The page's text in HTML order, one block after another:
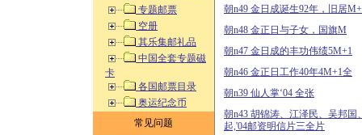
专题邮票
空册
其乐集邮礼品
中国全套专题磁
卡
各国邮票目录
奥运纪念币
常见问题
朝n49 金日成诞生92年，旧居
朝n48 金正日与子女，国旗M
朝n47 金日成的丰功伟绩5M+1
朝n46 金正日工作40年4M+1全
朝n39 仙人掌‘04 全张
朝n43 胡锦涛、江泽民、吴邦
起,'04邮资明信片三全片